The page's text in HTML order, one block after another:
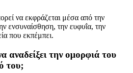
να εκφράζεται μέσα από την
ενσυναίσθηση, την ευφυΐα, την
που εκπέμπει.
αναδείξει την ομορφιά του
του;